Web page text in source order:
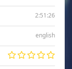
2:51:26
english